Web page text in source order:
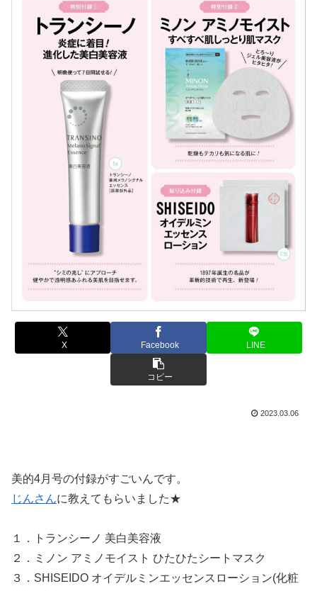
X Facebook LINE
コピー
2023.03.06
美的4月号の付録がすごいんです。
じんさんに教えてもらいました★
１．トランシーノ 美白美容液
２．
ミノン アミノモイスト ひたひたシートマスク
３．SHISEIDO オイデルミンエッセンスローション(化粧